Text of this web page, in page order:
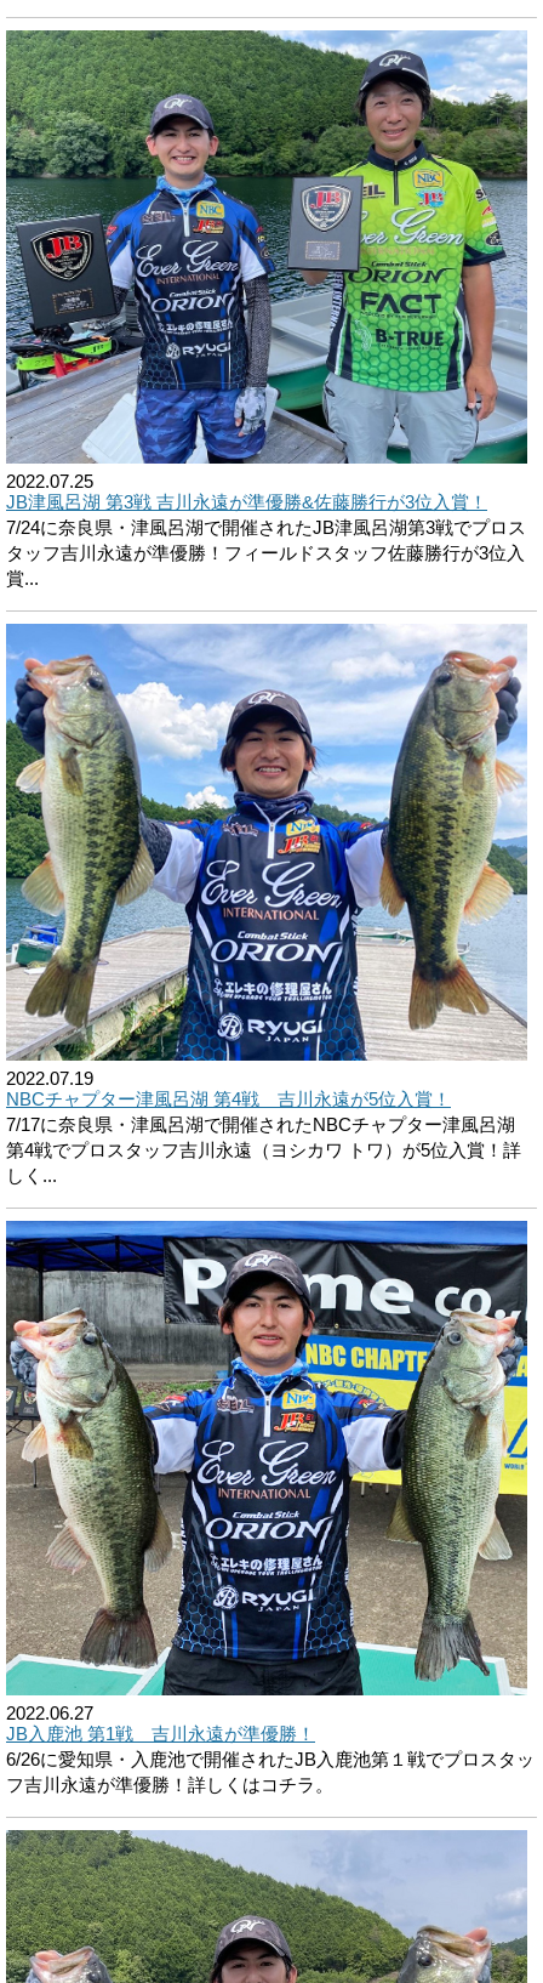
2022.07.25
JB津風呂湖 第3戦 吉川永遠が準優勝&佐藤勝行が3位入賞！
7/24に奈良県・津風呂湖で開催されたJB津風呂湖第3戦でプロス
タッフ吉川永遠が準優勝！フィールドスタッフ佐藤勝行が3位入
賞...
2022.07.19
NBCチャプター津風呂湖 第4戦 吉川永遠が5位入賞！
7/17に奈良県・津風呂湖で開催されたNBCチャプター津風呂湖
第4戦でプロスタッフ吉川永遠（ヨシカワ トワ）が5位入賞！詳
しく...
2022.06.27
JB入鹿池 第1戦 吉川永遠が準優勝！
6/26に愛知県・入鹿池で開催されたJB入鹿池第１戦でプロスタッ
フ吉川永遠が準優勝！詳しくはコチラ。